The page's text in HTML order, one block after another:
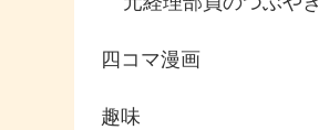
四コマ漫画
趣味